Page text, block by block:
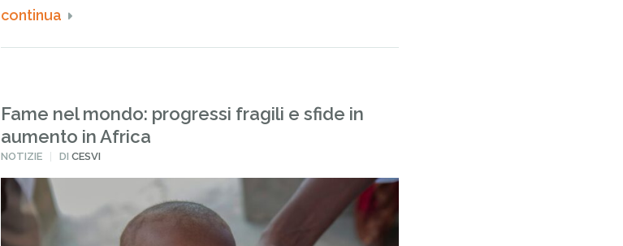
continua
Fame nel mondo: progressi fragili e sfide in
aumento in Africa
PUBBLICATO
NOTIZIE DICESVI